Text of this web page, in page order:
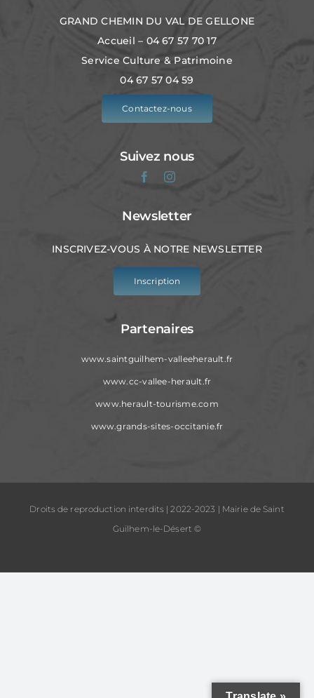
GRAND CHEMIN DU VAL DE GELLONE
Accueil – 04 67 57 70 17
Service Culture & Patrimoine
04 67 57 04 59
Contactez-nous
Suivez nous
Newsletter
INSCRIVEZ-VOUS À NOTRE NEWSLETTER
Inscription
Partenaires
www.saintguilhem-valleeherault.fr
www.cc-vallee-herault.fr
www.herault-tourisme.com
www.grands-sites-occitanie.fr
Droits de reproduction interdits | 2022-2023 | Mairie de Saint
Guilhem-le-Désert ©